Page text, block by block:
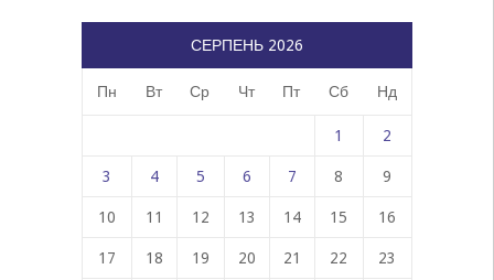
СЕРПЕНЬ 2026
Пн Вт Ср Чт Пт Сб Нд
1 2
3 4 5 6 7 8 9
10 11 12 13 14 15 16
17 18 19 20 21 22 23